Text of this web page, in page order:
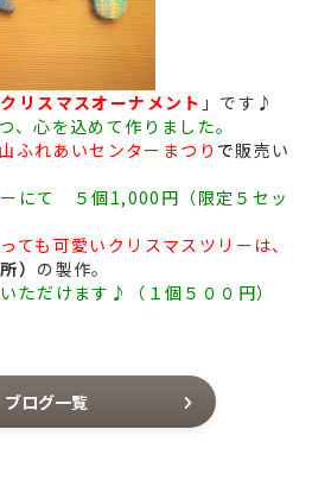
クリスマスオーナメント 」です♪
、心を込めて作りました。
ふれあいセンターまつり で販売い
にて ５個1,000円（限定５セッ
ても可愛いクリスマスツリーは、
） の製作。
ただけます♪（１個５００円）
ブログ一覧